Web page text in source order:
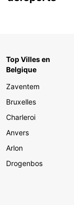
Top Villes en
Belgique
Zaventem
Bruxelles
Charleroi
Anvers
Arlon
Drogenbos